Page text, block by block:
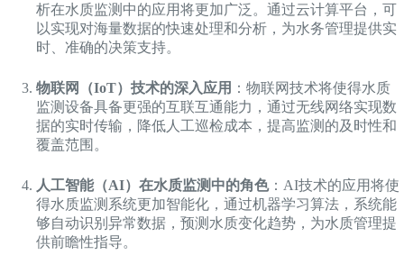
析在水质监测中的应用将更加广泛。通过云计算平台，可
以实现对海量数据的快速处理和分析，为水务管理提供实
时、准确的决策支持。
物联网（IoT）技术的深入应用 ：物联网技术将使得水质
监测设备具备更强的互联互通能力，通过无线网络实现数
据的实时传输，降低人工巡检成本，提高监测的及时性和
覆盖范围。
人工智能（AI）在水质监测中的角色：AI技术的应用将使
得水质监测系统更加智能化，通过机器学习算法，系统能
够自动识别异常数据，预测水质变化趋势，为水质管理提
供前瞻性指导。